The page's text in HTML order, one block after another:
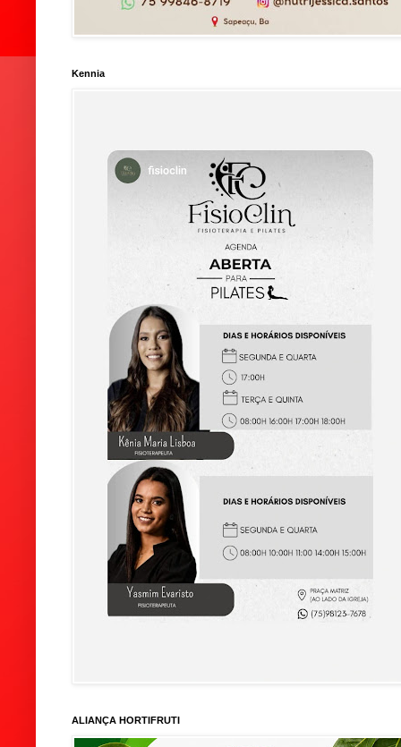
Kennia
ALIANÇA HORTIFRUTI